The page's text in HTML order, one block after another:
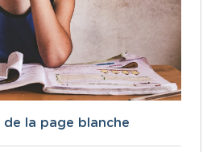
de la page blanche